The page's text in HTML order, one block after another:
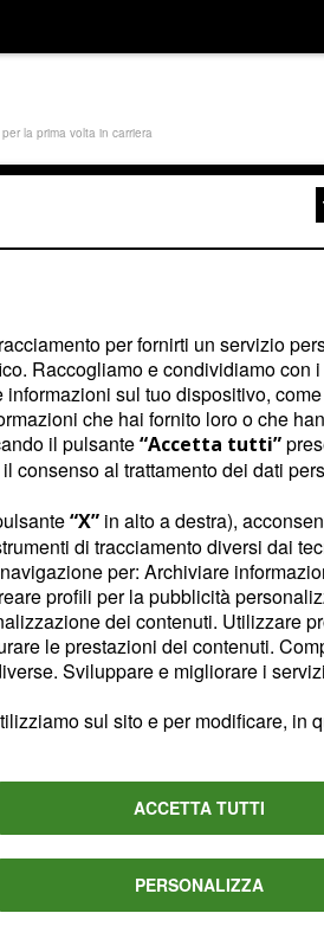
la prima volta in carriera
i quarti a
per fornirti un servizio
Raccogliamo e condividiamo con
sul tuo dispositivo,
che hai fornito loro o che
il pulsante“Accetta tutti”
consenso al trattamento dei dati
“X” in alto a destra),
di tracciamento diversi dai
per: Archiviare
profili per la pubblicità
dei contenuti. Utilizzare
le prestazioni dei contenuti.
Sviluppare e migliorare i
sul sito e per modificare, in
ACCETTA TUTTI
PERSONALIZZA